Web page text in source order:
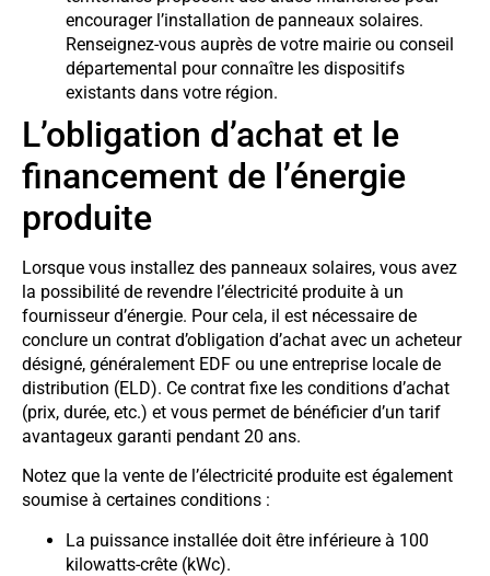
encourager l’installation de panneaux solaires.
Renseignez-vous auprès de votre mairie ou conseil
départemental pour connaître les dispositifs
existants dans votre région.
L’obligation d’achat et le
financement de l’énergie
produite
Lorsque vous installez des panneaux solaires, vous avez
la possibilité de revendre l’électricité produite à un
fournisseur d’énergie. Pour cela, il est nécessaire de
conclure un contrat d’obligation d’achat avec un acheteur
désigné, généralement EDF ou une entreprise locale de
distribution (ELD). Ce contrat fixe les conditions d’achat
(prix, durée, etc.) et vous permet de bénéficier d’un tarif
avantageux garanti pendant 20 ans.
Notez que la vente de l’électricité produite est également
soumise à certaines conditions :
La puissance installée doit être inférieure à 100
kilowatts-crête (kWc).